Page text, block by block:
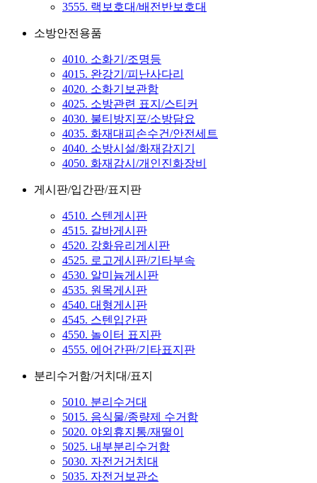
3555. 랙보호대/배전반보호대
소방안전용품
4010. 소화기/조명등
4015. 완강기/피난사다리
4020. 소화기보관함
4025. 소방관련 표지/스티커
4030. 불티방지포/소방담요
4035. 화재대피손수건/안전세트
4040. 소방시설/화재감지기
4050. 화재감시/개인진화장비
게시판/입간판/표지판
4510. 스텐게시판
4515. 갈바게시판
4520. 강화유리게시판
4525. 로고게시판/기타부속
4530. 알미늄게시판
4535. 원목게시판
4540. 대형게시판
4545. 스텐입간판
4550. 놀이터 표지판
4555. 에어간판/기타표지판
분리수거함/거치대/표지
5010. 분리수거대
5015. 음식물/종량제 수거함
5020. 야외휴지통/재떨이
5025. 내부분리수거함
5030. 자전거거치대
5035. 자전거보관소